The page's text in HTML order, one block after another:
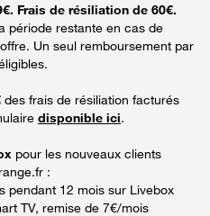
Frais de résiliation de 60€.
période restante en cas de
Un seul remboursement par
des frais de résiliation facturés
disponible ici.
pour les nouveaux clients
:
pendant 12 mois sur Livebox
TV, remise de 7€/mois